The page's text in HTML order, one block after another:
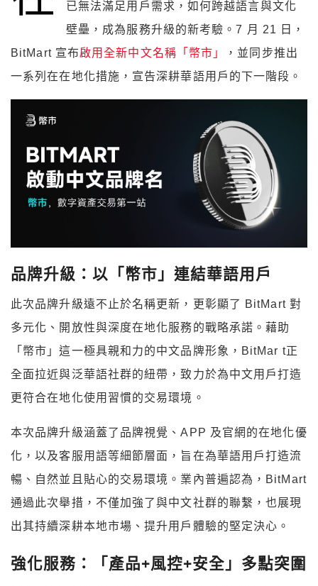
已無法滿足用戶需求，如何跨越語言與文化
壁壘，成為服務升級的新考驗。7 月 21 日，
BitMart 宣布啟用全新中文名稱「幣市」
，並同步推出
一系列在在地化措施，宣告深耕華語用戶的下一階段。
品牌升級：以 「幣市」 連結華語用戶
此次品牌升級遠不止於名稱更新，更彰顯了 BitMart 對
多元化、開放性與深度在地化服務的戰略承諾。藉助
「幣市」這一極具親和力的中文品牌形象，BitMar t正
全面拉近與泛華語社群的紐帶，致力於為中文用戶打造
更符合在地化使用習慣的交易環境。
本次品牌升級涵蓋了品牌視覺、APP 及官網的在地化優
化，以及客服用語等細節層面，旨在為華語用戶打造流
暢、自然並且貼心的交易環境。業內普遍認為，BitMart
通過此次舉措，不僅加強了與中文社群的聯繫，也展現
出其持續深耕本地市場、提升用戶體驗的堅定決心。
強化服務：「產品+風控+安全」多點突圍